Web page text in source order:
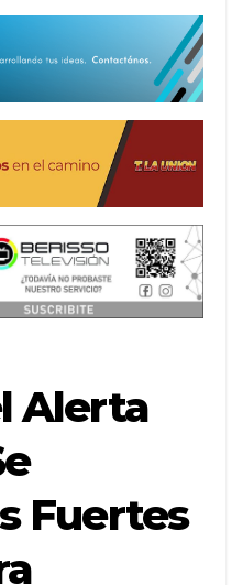
Alerta
Fuertes